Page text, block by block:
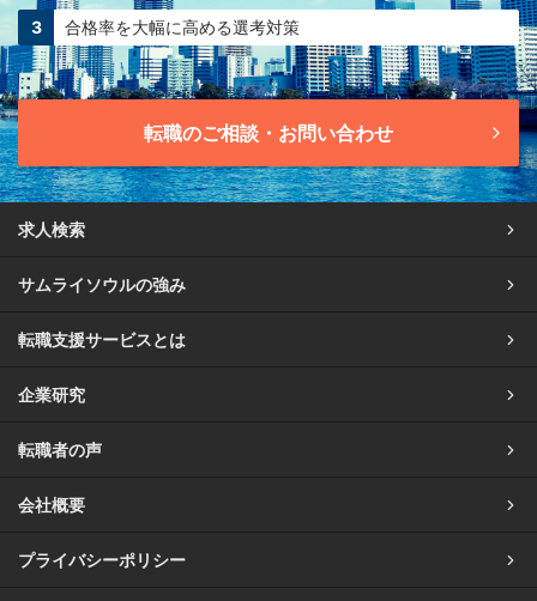
合格率を大幅に高める選考対策
転職のご相談・お問い合わせ
求人検索
サムライソウルの強み
転職支援サービスとは
企業研究
転職者の声
会社概要
プライバシーポリシー